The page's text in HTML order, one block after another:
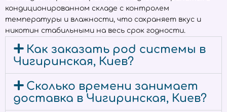
кондиционированном складе с контролем
температуры и влажности, что сохраняет вкус и
никотин стабильными на весь срок годности.
Как заказать pod системы в
Чигиринская, Киев?
Сколько времени занимает
доставка в Чигиринская, Киев?